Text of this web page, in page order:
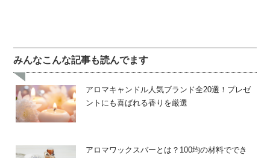
みんなこんな記事も読んでます
アロマキャンドル人気ブランド全20選！プレゼ
ントにも喜ばれる香りを厳選
アロマワックスバーとは？100均の材料ででき